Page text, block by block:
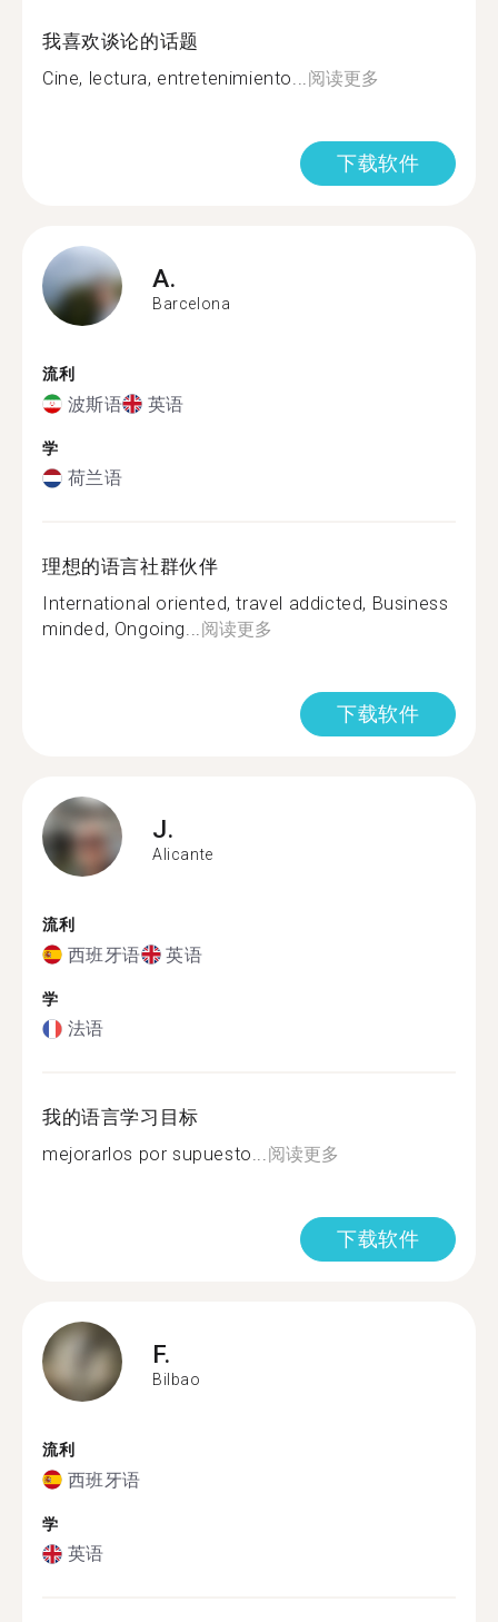
我喜欢谈论的话题
Cine, lectura, entretenimiento...阅读更多
下载软件
A.
Barcelona
流利
波斯语 英语
学
荷兰语
理想的语言社群伙伴
International oriented, travel addicted, Business
minded, Ongoing...阅读更多
下载软件
J.
Alicante
流利
西班牙语 英语
学
法语
我的语言学习目标
mejorarlos por supuesto...阅读更多
下载软件
F.
Bilbao
流利
西班牙语
学
英语